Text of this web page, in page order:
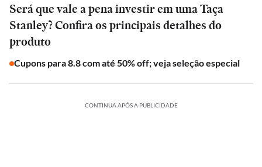
Será que vale a pena investir em uma Taça
Stanley? Confira os principais detalhes do
produto
Cupons para 8.8 com até 50% off; veja seleção especial
CONTINUA APÓS A PUBLICIDADE